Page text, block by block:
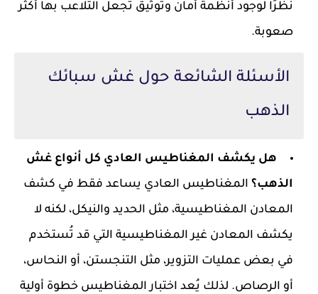
نظرًا لوجود أنظمة أمان وتوثيق تجعل التلاعب بها أكثر
صعوبة.
الأسئلة الشائعة حول غش سبائك
الذهب
هل يكشف المغناطيس العادي كل أنواع غش
الذهب؟ المغناطيس العادي يساعد فقط في كشف
المعادن المغناطيسية، مثل الحديد والنيكل، لكنه لا
يكشف المعادن غير المغناطيسية التي قد تُستخدم
في بعض عمليات التزوير، مثل التنجستن، أو النحاس،
أو الرصاص. لذلك يُعد اختبار المغناطيس خطوة أولية